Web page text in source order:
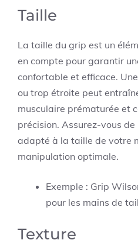
Taille
La taille du grip est un
en compte pour garantir
confortable et efficace.
ou trop étroite peut
musculaire prématurée et
précision. Assurez-vous
adapté à la taille de votre
manipulation optimale.
Exemple : Grip
pour les mains de
Texture